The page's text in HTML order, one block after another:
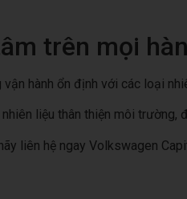
trên mọi
hành ổn định với các loại
liệu thân thiện môi trường,
liên hệ ngay Volkswagen